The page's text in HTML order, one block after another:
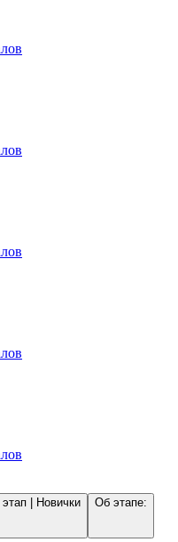
| Новички Об этапе: